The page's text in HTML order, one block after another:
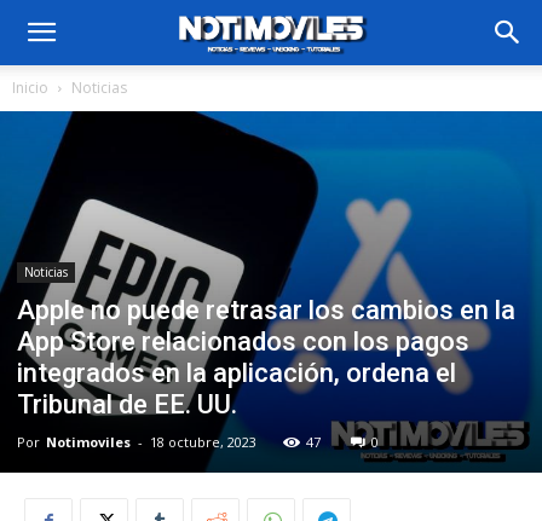
Inicio Noticias
Noticias
Apple no puede retrasar los cambios en la
App Store relacionados con los pagos
integrados en la aplicación, ordena el
Tribunal de EE. UU.
Por Notimoviles - 18 octubre, 2023 47 0